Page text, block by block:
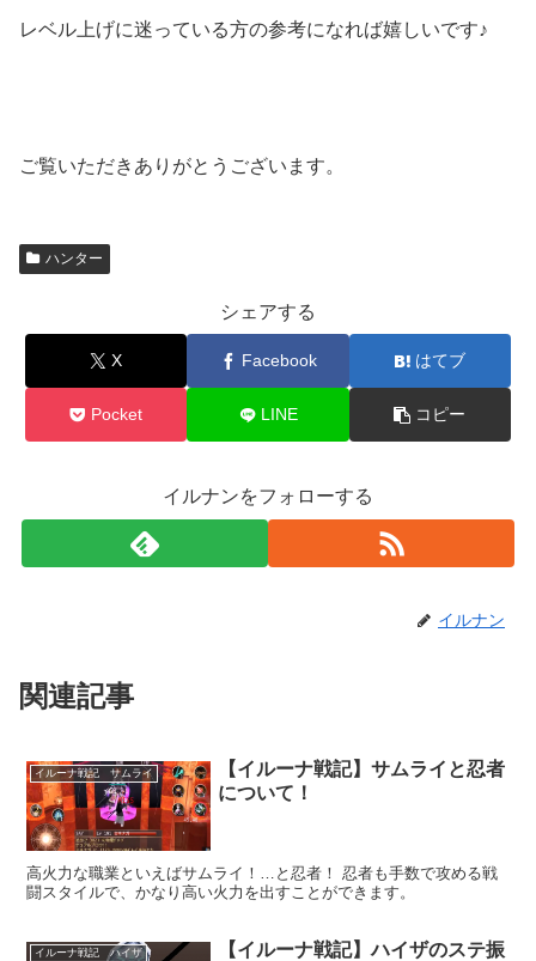
レベル上げに迷っている方の参考になれば嬉しいです♪
ご覧いただきありがとうございます。
ハンター
シェアする
X Facebook はてブ
Pocket LINE コピー
イルナンをフォローする
イルナン
関連記事
イルーナ戦記 サムライ
【イルーナ戦記】サムライと忍者
について！
高火力な職業といえばサムライ！…と忍者！ 忍者も手数で攻める戦
闘スタイルで、かなり高い火力を出すことができます。
イルーナ戦記 ハイザ
【イルーナ戦記】ハイザのステ振